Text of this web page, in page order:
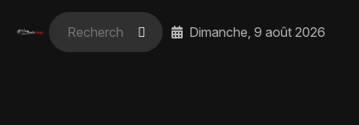
Dimanche, 9 août 2026